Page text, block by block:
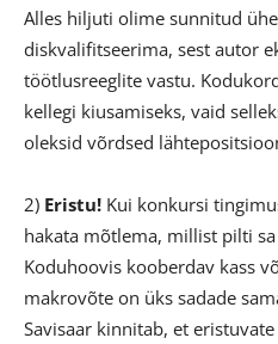
Alles hiljuti olime sunnitud
diskvalifitseerima, sest autor
töötlusreeglite vastu.
kellegi kiusamiseks, vaid
oleksid võrdsed
2) Eristu! Kui konkursi
hakata mõtlema, millist pilti
Koduhoovis kooberdav kass
makrovõte on üks sadade
Savisaar kinnitab, et